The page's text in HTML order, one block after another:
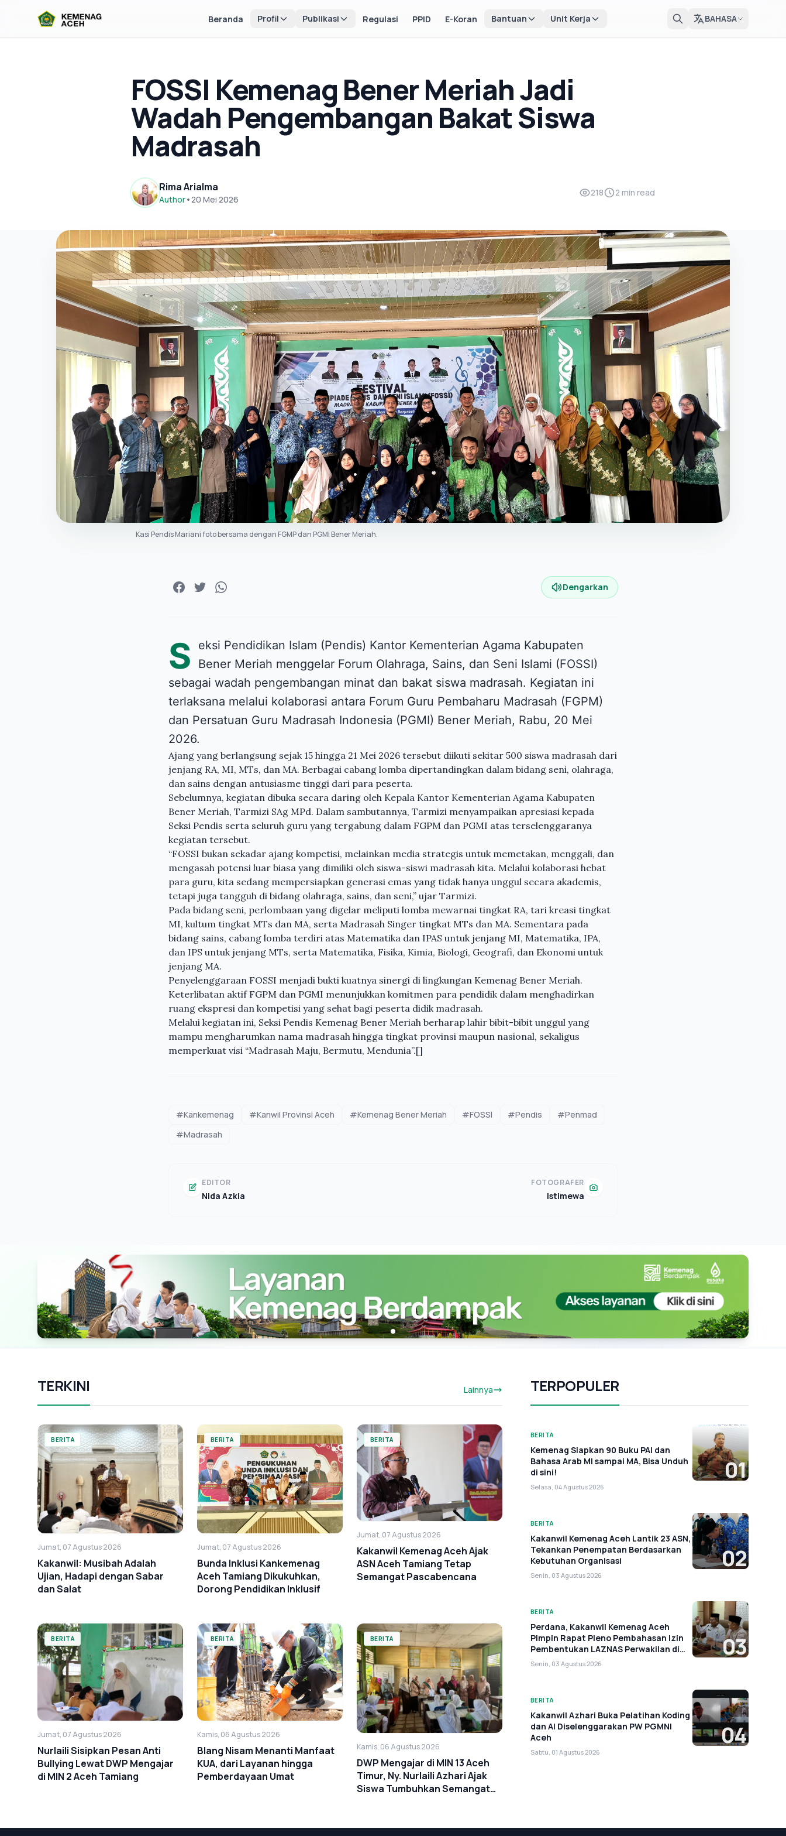
Beranda Profil Publikasi Regulasi PPID E-Koran Bantuan Unit Kerja BAHASA
FOSSI Kemenag Bener Meriah Jadi
Wadah Pengembangan Bakat Siswa
Madrasah
Rima Arialma
Author•20 Mei 2026
218 2 min read
Kasi Pendis Mariani foto bersama dengan FGMP dan PGMI Bener Meriah.
Dengarkan
S
eksi Pendidikan Islam (Pendis) Kantor Kementerian Agama Kabupaten
Bener Meriah menggelar Forum Olahraga, Sains, dan Seni Islami (FOSSI)
sebagai wadah pengembangan minat dan bakat siswa madrasah. Kegiatan ini
terlaksana melalui kolaborasi antara Forum Guru Pembaharu Madrasah (FGPM)
dan Persatuan Guru Madrasah Indonesia (PGMI) Bener Meriah, Rabu, 20 Mei
2026.
Ajang yang berlangsung sejak 15 hingga 21 Mei 2026 tersebut diikuti sekitar 500 siswa madrasah dari
jenjang RA, MI, MTs, dan MA. Berbagai cabang lomba dipertandingkan dalam bidang seni, olahraga,
dan sains dengan antusiasme tinggi dari para peserta.
Sebelumnya, kegiatan dibuka secara daring oleh Kepala Kantor Kementerian Agama Kabupaten
Bener Meriah, Tarmizi SAg MPd. Dalam sambutannya, Tarmizi menyampaikan apresiasi kepada
Seksi Pendis serta seluruh guru yang tergabung dalam FGPM dan PGMI atas terselenggaranya
kegiatan tersebut.
“FOSSI bukan sekadar ajang kompetisi, melainkan media strategis untuk memetakan, menggali, dan
mengasah potensi luar biasa yang dimiliki oleh siswa-siswi madrasah kita. Melalui kolaborasi hebat
para guru, kita sedang mempersiapkan generasi emas yang tidak hanya unggul secara akademis,
tetapi juga tangguh di bidang olahraga, sains, dan seni,” ujar Tarmizi.
Pada bidang seni, perlombaan yang digelar meliputi lomba mewarnai tingkat RA, tari kreasi tingkat
MI, kultum tingkat MTs dan MA, serta Madrasah Singer tingkat MTs dan MA. Sementara pada
bidang sains, cabang lomba terdiri atas Matematika dan IPAS untuk jenjang MI, Matematika, IPA,
dan IPS untuk jenjang MTs, serta Matematika, Fisika, Kimia, Biologi, Geografi, dan Ekonomi untuk
jenjang MA.
Penyelenggaraan FOSSI menjadi bukti kuatnya sinergi di lingkungan Kemenag Bener Meriah.
Keterlibatan aktif FGPM dan PGMI menunjukkan komitmen para pendidik dalam menghadirkan
ruang ekspresi dan kompetisi yang sehat bagi peserta didik madrasah.
Melalui kegiatan ini, Seksi Pendis Kemenag Bener Meriah berharap lahir bibit-bibit unggul yang
mampu mengharumkan nama madrasah hingga tingkat provinsi maupun nasional, sekaligus
memperkuat visi “Madrasah Maju, Bermutu, Mendunia”.[]
#Kankemenag #Kanwil Provinsi Aceh #Kemenag Bener Meriah #FOSSI #Pendis
#Penmad
#Madrasah
EDITOR
Nida Azkia
FOTOGRAFER
Istimewa
TERKINI Lainnya
BERITA
Jumat, 07 Agustus 2026
Kakanwil: Musibah Adalah
Ujian, Hadapi dengan Sabar
dan Salat
BERITA
Jumat, 07 Agustus 2026
Bunda Inklusi Kankemenag
Aceh Tamiang Dikukuhkan,
Dorong Pendidikan Inklusif
BERITA
Jumat, 07 Agustus 2026
Kakanwil Kemenag Aceh Ajak
ASN Aceh Tamiang Tetap
Semangat Pascabencana
BERITA
Jumat, 07 Agustus 2026
Nurlaili Sisipkan Pesan Anti
Bullying Lewat DWP Mengajar
di MIN 2 Aceh Tamiang
BERITA
Kamis, 06 Agustus 2026
Blang Nisam Menanti Manfaat
KUA, dari Layanan hingga
Pemberdayaan Umat
BERITA
Kamis, 06 Agustus 2026
DWP Mengajar di MIN 13 Aceh
Timur, Ny. Nurlaili Azhari Ajak
Siswa Tumbuhkan Semangat
TERPOPULER
BERITA
Kemenag Siapkan 90 Buku PAI dan
Bahasa Arab MI sampai MA, Bisa Unduh
di sini!
Selasa, 04 Agustus 2026
01
BERITA
Kakanwil Kemenag Aceh Lantik 23 ASN,
Tekankan Penempatan Berdasarkan
Kebutuhan Organisasi
Senin, 03 Agustus 2026
02
BERITA
Perdana, Kakanwil Kemenag Aceh
Pimpin Rapat Pleno Pembahasan Izin
Pembentukan LAZNAS Perwakilan di
Aceh
Senin, 03 Agustus 2026
03
BERITA
Kakanwil Azhari Buka Pelatihan Koding
dan AI Diselenggarakan PW PGMNI
Aceh
Sabtu, 01 Agustus 2026
04